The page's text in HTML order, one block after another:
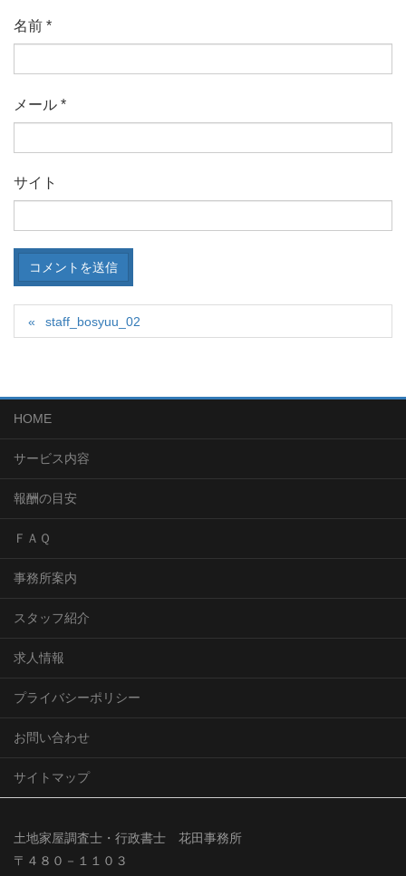
名前 *
メール *
サイト
staff_bosyuu_02
HOME
サービス内容
報酬の目安
ＦＡＱ
事務所案内
スタッフ紹介
求人情報
プライバシーポリシー
お問い合わせ
サイトマップ
土地家屋調査士・行政書士 花田事務所
〒４８０－１１０３